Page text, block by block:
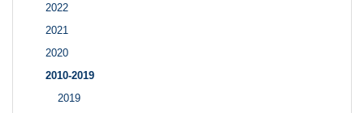
2022
2021
2020
2010-2019
2019